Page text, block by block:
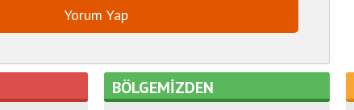
BÖLGEMİZDEN